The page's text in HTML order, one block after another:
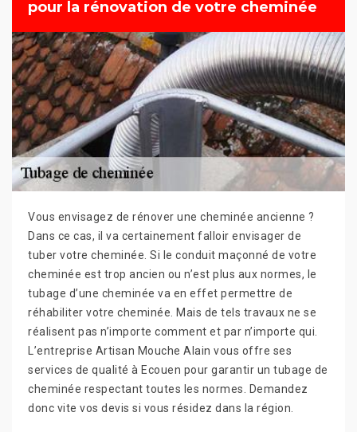
pour la rénovation de votre cheminée
Vous envisagez de rénover une cheminée ancienne ?
Dans ce cas, il va certainement falloir envisager de
tuber votre cheminée. Si le conduit maçonné de votre
cheminée est trop ancien ou n’est plus aux normes, le
tubage d’une cheminée va en effet permettre de
réhabiliter votre cheminée. Mais de tels travaux ne se
réalisent pas n’importe comment et par n’importe qui.
L’entreprise Artisan Mouche Alain vous offre ses
services de qualité à Ecouen pour garantir un tubage de
cheminée respectant toutes les normes. Demandez
donc vite vos devis si vous résidez dans la région.